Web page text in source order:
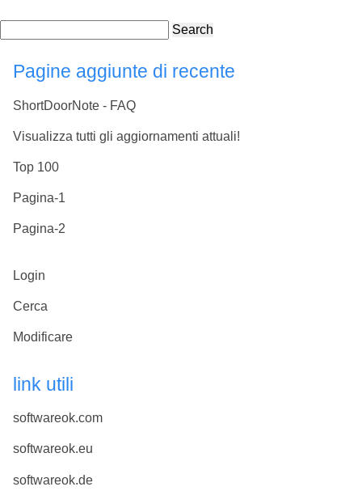
Search
Pagine aggiunte di recente
ShortDoorNote - FAQ
Visualizza tutti gli aggiornamenti attuali!
Top 100
Pagina-1
Pagina-2
Login
Cerca
Modificare
link utili
softwareok.com
softwareok.eu
softwareok.de